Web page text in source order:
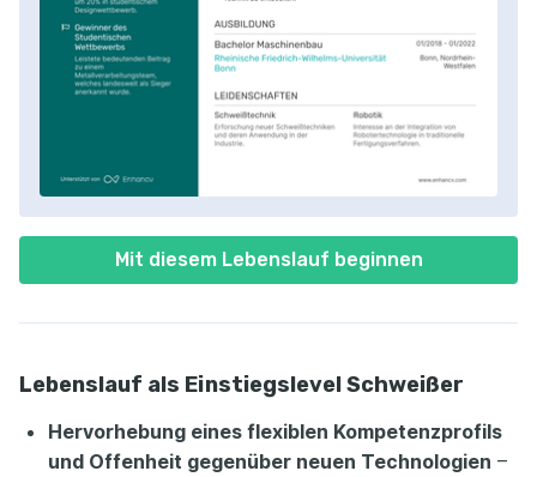
Mit diesem Lebenslauf beginnen
Lebenslauf als Einstiegslevel Schweißer
Hervorhebung eines flexiblen Kompetenzprofils
und Offenheit gegenüber neuen Technologien –